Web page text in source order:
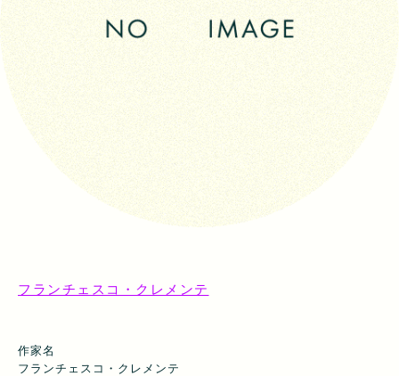
フランチェスコ・クレメンテ
作家名
フランチェスコ・クレメンテ